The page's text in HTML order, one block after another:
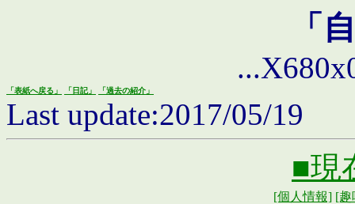
「
「表紙へ戻る」 「日記」 「過去の紹介」
Last update:2017/05/19
■現
[個人情報] [趣